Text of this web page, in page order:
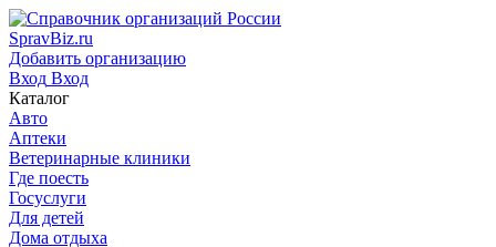
SpravBiz.ru
Добавить организацию
Вход Вход
Каталог
Авто
Аптеки
Ветеринарные клиники
Где поесть
Госуслуги
Для детей
Дома отдыха